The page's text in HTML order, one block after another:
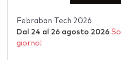
Febraban Tech 2026
Dal 24 al 26 agosto 2026
giorno!